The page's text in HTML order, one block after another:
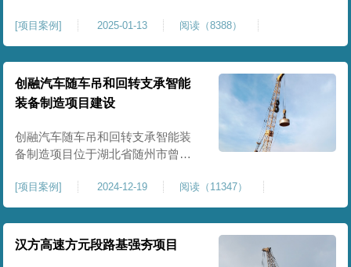
要求采用强夯置换工艺进行加固处
理，要求经处理深度不小于8米，地
基承载力不小于180Kpa，该项目场
地周边已有建筑物，且本项目采用
夯击能较大，夯击次数较多，为确
保场地临近建筑物安全性，我司在
临近建筑物的场地界限开挖减震沟
[项目案例] 2025-01-13 阅读（8388）
创融汽车随车吊和回转支承智能
装备制造项目建设
创融汽车随车吊和回转支承智能装
备制造项目位于湖北省随州市曾都
套设置，本次对主要对项目生产车
间区域进行强夯施工，面积约为
20000平方米，要求经强夯后地基承
载力不低于140Kpa。康尚强夯公司
[项目案例] 2024-12-19 阅读（11347）
汉方高速方元段路基强夯项目